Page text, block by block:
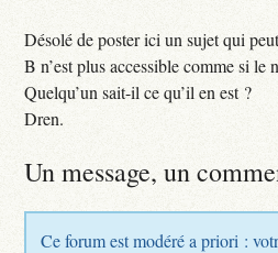
Désolé de poster ici un sujet qui
B n’est plus accessible comme si le
Quelqu’un sait-il ce qu’il en est ?
Dren.
Un message, un
Ce forum est modéré a priori :